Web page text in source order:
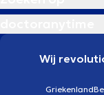
Wij
Griekenland